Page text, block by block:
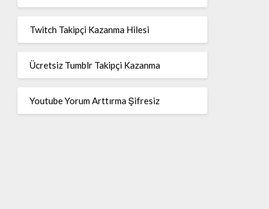
Twitch Takipçi Kazanma Hilesi
Ücretsiz Tumblr Takipçi Kazanma
Youtube Yorum Arttırma Şifresiz